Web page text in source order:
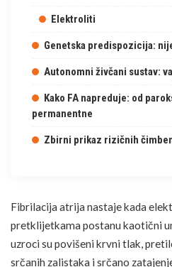
Elektroliti
Genetska predispozicija:
Autonomni živčani sustav:
Kako FA napreduje: od
permanentne
Zbirni prikaz rizičnih
Fibrilacija atrija nastaje kada
pretklijetkama postanu kaotični
uzroci su povišeni krvni tlak,
srčanih zalistaka i srčano